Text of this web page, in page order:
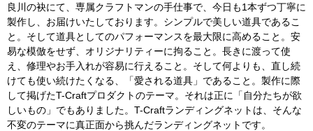
良川の袂にて、専属クラフトマンの手仕事で、今日も1本ずつ丁寧に
製作し、お届けいたしております。シンプルで美しい道具であるこ
と。そして道具としてのパフォーマンスを最大限に高めること。安
易な模倣をせず、オリジナリティーに拘ること。長きに渡って使
え、修理やお手入れが容易に行えること。そして何よりも、直し続
けても使い続けたくなる、「愛される道具」であること。製作に際
して掲げたT-Craftプロダクトのテーマ。それは正に「自分たちが欲
しいもの」でもありました。T-Craftランディングネットは、そんな
不変のテーマに真正面から挑んだランディングネットです。